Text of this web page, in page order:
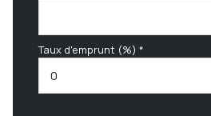
Taux d'emprunt (%) *